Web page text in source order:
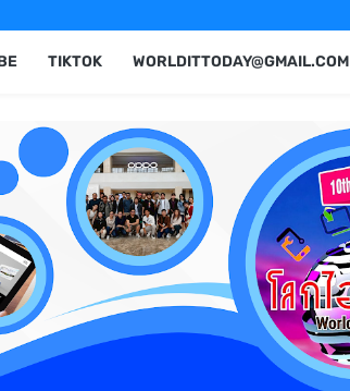
TIKTOK WORLDITTODAY@GMAIL.COM